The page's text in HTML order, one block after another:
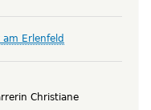
Erlenfeld
Christiane